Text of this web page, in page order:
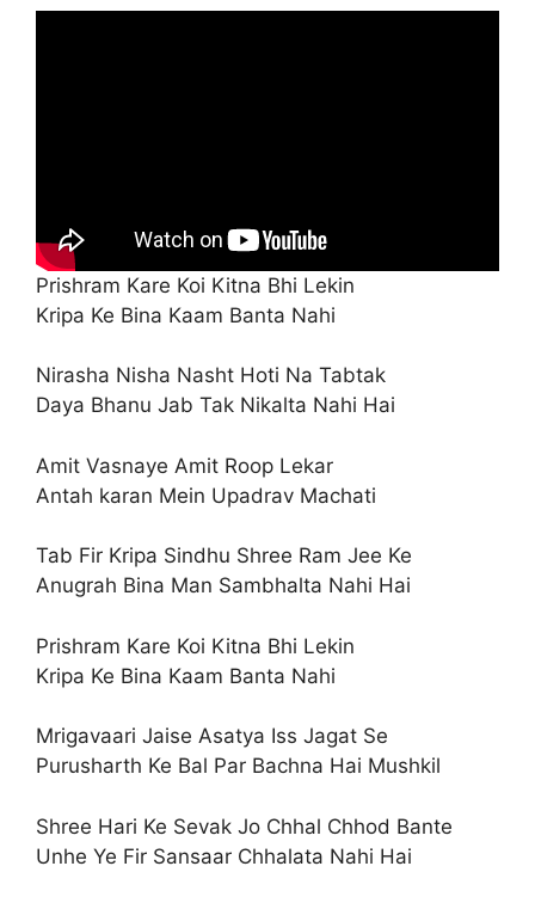
Prishram Kare Koi Kitna Bhi Lekin
Kripa Ke Bina Kaam Banta Nahi
Nirasha Nisha Nasht Hoti Na Tabtak
Daya Bhanu Jab Tak Nikalta Nahi Hai
Amit Vasnaye Amit Roop Lekar
Antah karan Mein Upadrav Machati
Tab Fir Kripa Sindhu Shree Ram Jee Ke
Anugrah Bina Man Sambhalta Nahi Hai
Prishram Kare Koi Kitna Bhi Lekin
Kripa Ke Bina Kaam Banta Nahi
Mrigavaari Jaise Asatya Iss Jagat Se
Purusharth Ke Bal Par Bachna Hai Mushkil
Shree Hari Ke Sevak Jo Chhal Chhod Bante
Unhe Ye Fir Sansaar Chhalata Nahi Hai